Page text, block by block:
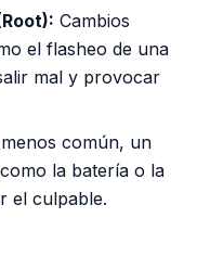
Cambios
el flasheo de una
mal y provocar
común, un
la batería o la
el culpable.